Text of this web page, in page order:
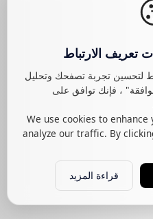
تعريف الارتباط
لتحسين تجربة تصفحك وتحليل
، فإنك توافق على
We use cookies to
analyze our traffic. By
قراءة المزيد